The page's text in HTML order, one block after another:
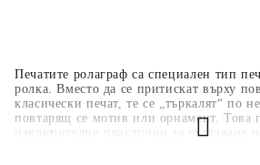
Печатите ролаграф са специален тип
ролка. Вместо да се притискат върху
класически печат, те се „търкалят“ по
повтарящ се мотив или орнамент. Това
изключително практични за създаване